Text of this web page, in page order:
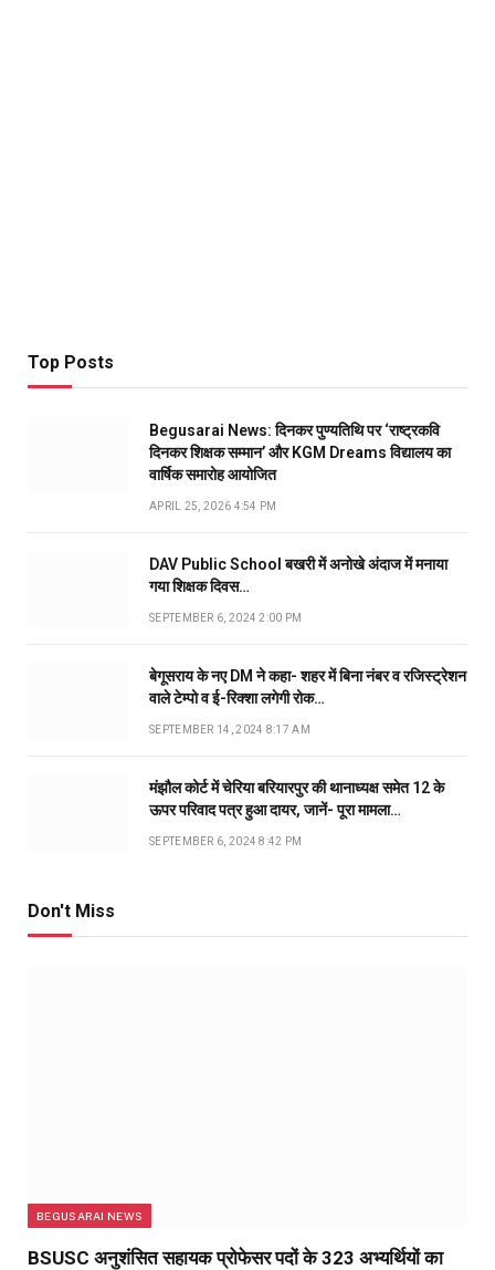
Top Posts
Begusarai News: दिनकर पुण्यतिथि पर ‘राष्ट्रकवि
दिनकर शिक्षक सम्मान’ और KGM Dreams विद्यालय का
वार्षिक समारोह आयोजित
APRIL 25, 2026 4:54 PM
DAV Public School बखरी में अनोखे अंदाज में मनाया
गया शिक्षक दिवस…
SEPTEMBER 6, 2024 2:00 PM
बेगूसराय के नए DM ने कहा- शहर में बिना नंबर व रजिस्ट्रेशन
वाले टेम्पो व ई-रिक्शा लगेगी रोक…
SEPTEMBER 14, 2024 8:17 AM
मंझौल कोर्ट में चेरिया बरियारपुर की थानाध्यक्ष समेत 12 के
ऊपर परिवाद पत्र हुआ दायर, जानें- पूरा मामला…
SEPTEMBER 6, 2024 8:42 PM
Don't Miss
BEGUSARAI NEWS
BSUSC अनुशंसित सहायक प्रोफेसर पदों के 323 अभ्यर्थियों का